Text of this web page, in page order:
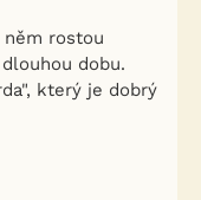
rostou
dobu.
který je dobrý